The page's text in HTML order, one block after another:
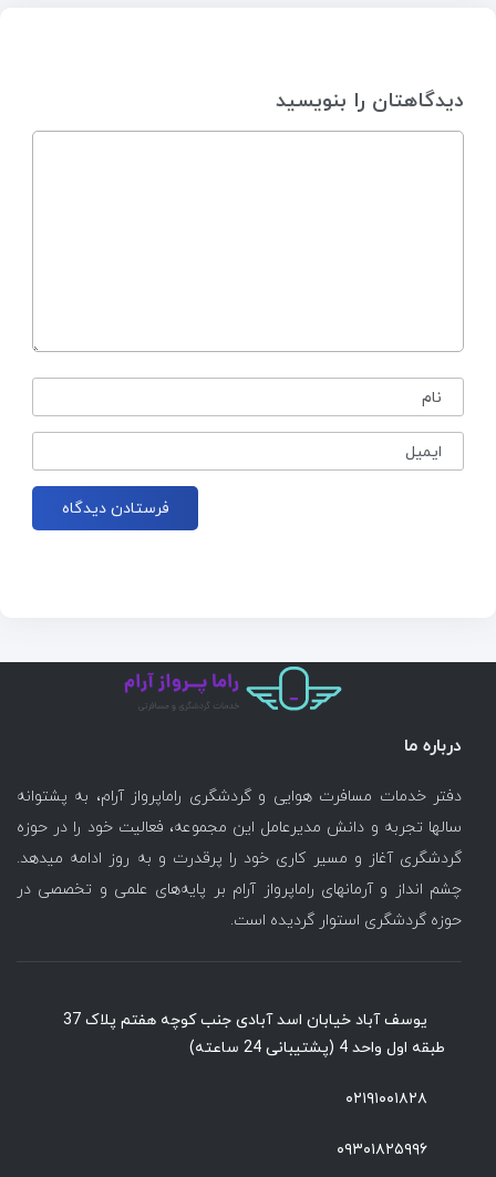
دیدگاهتان را بنویسید
نام
ایمیل
درباره ما
دفتر خدمات مسافرت هوایی و گردشگری راماپرواز آرام، به پشتوانه
سالها تجربه و دانش مدیرعامل این مجموعه، فعالیت خود را در حوزه
گردشگری آغاز و مسیر کاری خود را پرقدرت و به روز ادامه میدهد.
چشم انداز و آرمانهای راماپرواز آرام بر پایه‌های علمی و تخصصی در
حوزه گردشگری استوار گردیده است.
یوسف آباد خیابان اسد آبادی جنب کوچه هفتم پلاک 37
طبقه اول واحد 4 (پشتیبانی 24 ساعته)
۰۲۱۹۱۰۰۱۸۲۸
۰۹۳۰۱۸۲۵۹۹۶